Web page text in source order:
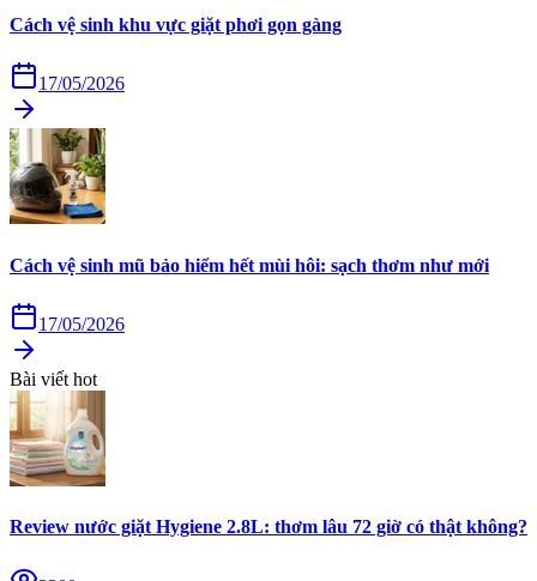
Cách vệ sinh khu vực giặt phơi gọn gàng
17/05/2026
Cách vệ sinh mũ bảo hiểm hết mùi hôi: sạch thơm như mới
17/05/2026
Bài viết hot
Review nước giặt Hygiene 2.8L: thơm lâu 72 giờ có thật không?